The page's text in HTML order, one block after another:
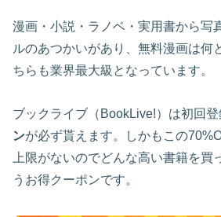
漫画・小説・ラノベ・実用書から写
ルのあつかいがあり、無料漫画は何
ちらも業界最大級となっています。
ブックライブ（BookLive!）は初回登
ンが必ず貰えます。しかもこの
上限がないのでどんな高い書籍を買
うお得クーポンです。